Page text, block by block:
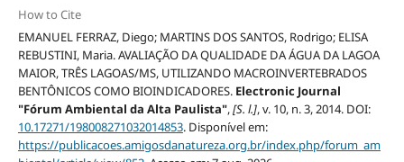
How to Cite
EMANUEL FERRAZ, Diego; MARTINS DOS SANTOS, Rodrigo; ELISA
REBUSTINI, Maria. AVALIAÇÃO DA QUALIDADE DA ÁGUA DA LAGOA
MAIOR, TRÊS LAGOAS/MS, UTILIZANDO MACROINVERTEBRADOS
BENTÔNICOS COMO BIOINDICADORES. Electronic Journal
"Fórum Ambiental da Alta Paulista",[S. l.], v. 10, n. 3, 2014. DOI:
10.17271/198008271032014853. Disponível em:
https://publicacoes.amigosdanatureza.org.br/index.php/forum_am